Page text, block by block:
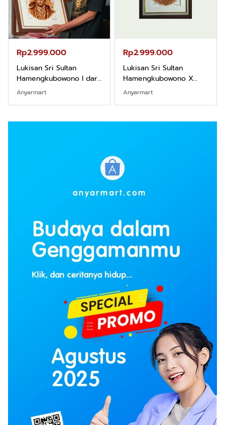
Rp2.999.000
Lukisan Sri Sultan
Hamengkubowono I dari
Kopi Karya Rudi Winarso
Anyarmart
Rp2.999.000
Lukisan Sri Sultan
Hamengkubowono X
dari Kopi Karya Rudi
Winarso
Anyarmart